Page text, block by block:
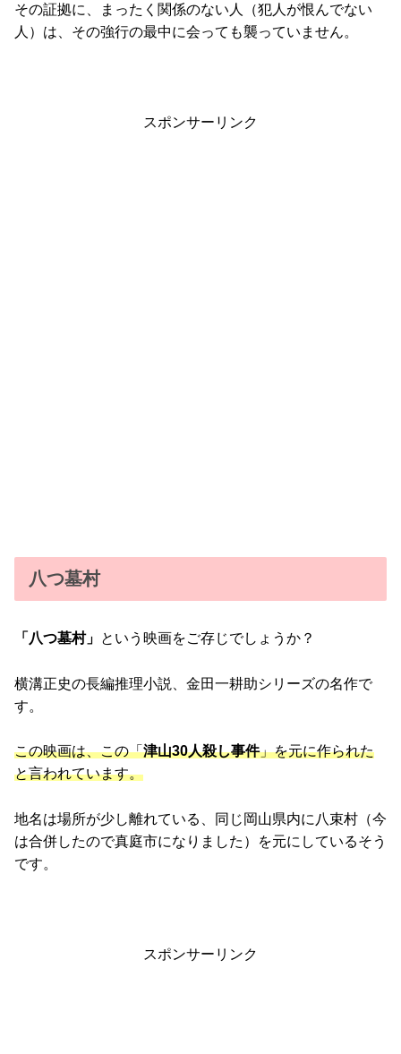
その証拠に、まったく関係のない人（犯人が恨んでない
人）は、その強行の最中に会っても襲っていません。
スポンサーリンク
八つ墓村
「八つ墓村」 という映画をご存じでしょうか？
横溝正史の長編推理小説、金田一耕助シリーズの名作で
す。
この映画は、この「津山30人殺し事件」を元に作られた
と言われています。
地名は場所が少し離れている、同じ岡山県内に八束村（今
は合併したので真庭市になりました）を元にしているそう
です。
スポンサーリンク